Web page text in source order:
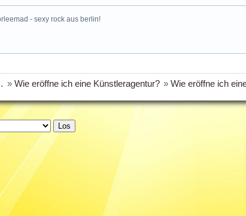
- sexy rock aus berlin!
» Wie eröffne ich eine Künstleragentur? » Wie eröffne ich